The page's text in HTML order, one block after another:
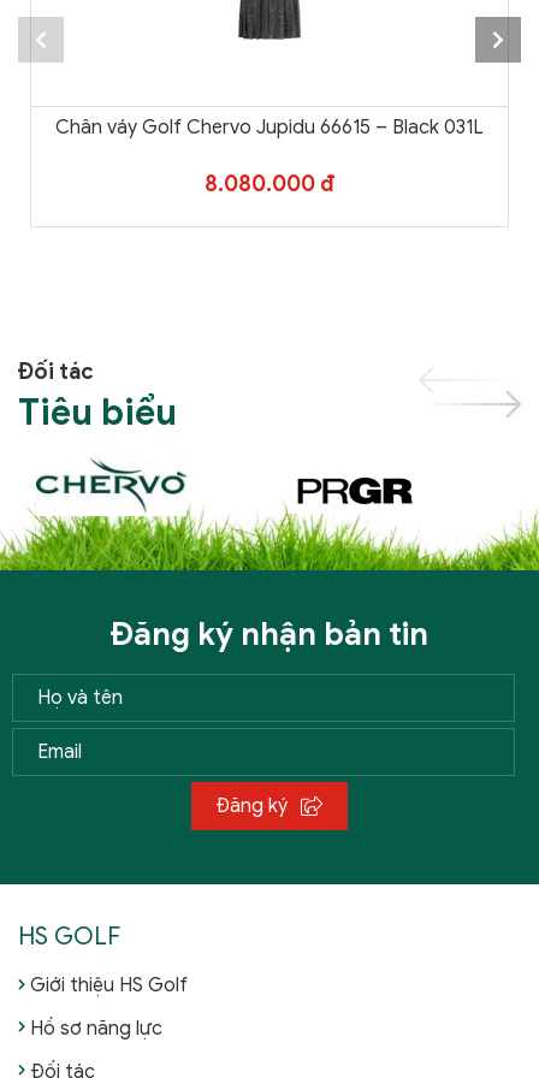
Chân váy Golf Chervo Jupidu 66615 – Black 031L
8.080.000 đ
Đối tác
Tiêu biểu
Đăng ký nhận bản tin
Đăng ký
HS GOLF
Giới thiệu HS Golf
Hồ sơ năng lực
Đối tác